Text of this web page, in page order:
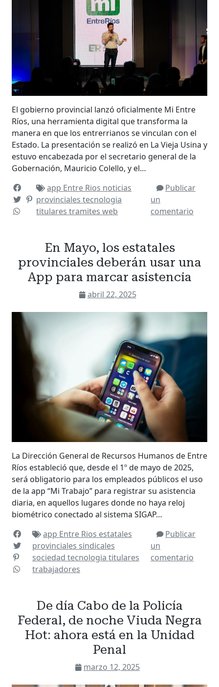
El gobierno provincial lanzó oficialmente Mi Entre
Ríos, una herramienta digital que transforma la
manera en que los entrerrianos se vinculan con el
Estado. La presentación se realizó en La Vieja Usina y
estuvo encabezada por el secretario general de la
Gobernación, Mauricio Colello, y el…
app Entre Rios noticias
provincialestecnologia
titularestramitesweb
Publicar
un
comentario
En Mayo, los estatales
provinciales deberán usar una
App para marcar asistencia
abril 22, 2025
La Dirección General de Recursos Humanos de Entre
Ríos estableció que, desde el 1º de mayo de 2025,
será obligatorio para los empleados públicos el uso
de la app “Mi Trabajo” para registrar su asistencia
diaria, en aquellos lugares donde no haya reloj
biométrico conectado al sistema SIGAP…
app Entre Rios estatales
provinciales sindicales
sociedadtecnologiatitulares
trabajadores
Publicar
un
comentario
De día Cabo de la Policía
Federal, de noche Viuda Negra
Hot: ahora está en la Unidad
Penal
marzo 12, 2025